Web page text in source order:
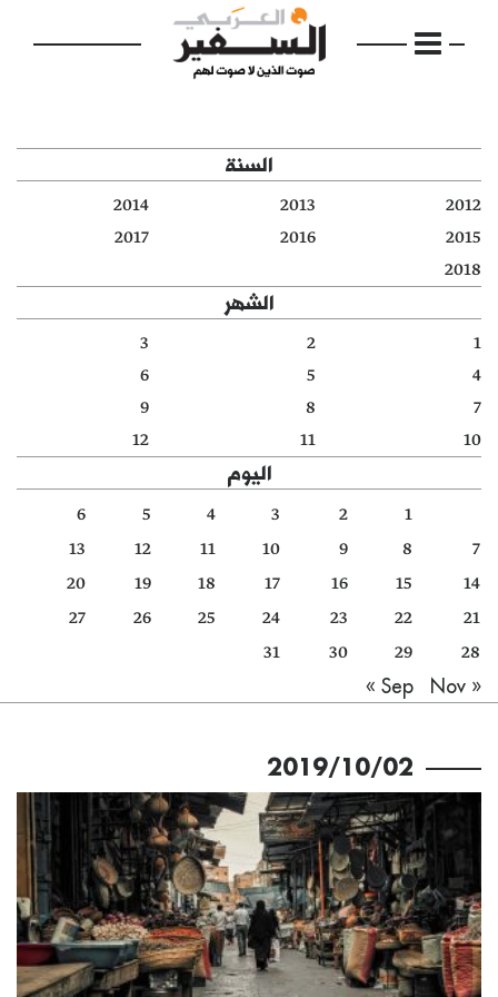
الرئيسية
مواضيع
دفاتر
الأرشيف
السنة
2012
2013
2014
2015
2016
2017
2018
الشهر
1
2
3
4
5
6
7
8
9
10
11
12
اليوم
1
2
3
4
5
6
7
8
9
10
11
12
13
14
15
16
17
18
19
20
21
22
23
24
25
26
27
28
29
30
31
« Sep
Nov »
2019/10/02